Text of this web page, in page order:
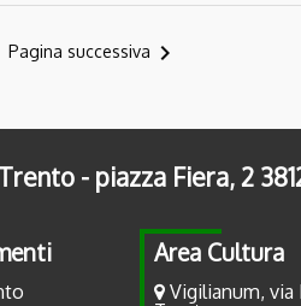
Pagina successiva navigate_next
- piazza Fiera, 2
Area Cultura
Vigilianum, via